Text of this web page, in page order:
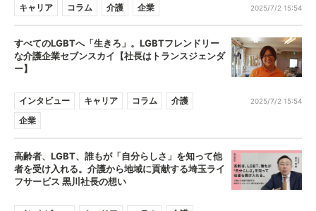
キャリア コラム 介護 企業 2025/7/2 15:54
すべてのLGBTへ「生きろ」。LGBTフレンドリー
な介護企業セブンスカイ【社長はトランスジェンダ
ー】
インタビュー キャリア コラム
介護
企業
2025/7/2 15:54
高齢者、LGBT、誰もが「自分らしさ」を知って他
者を受け入れる。介護から地域に貢献する埼玉ライ
フサービス 黒川社長の想い